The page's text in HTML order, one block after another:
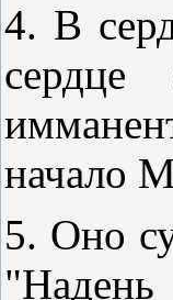
4. В
начало
5. Оно